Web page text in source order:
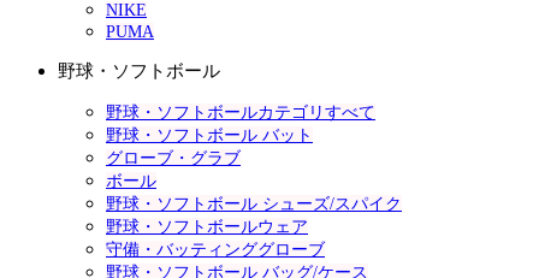
NIKE
PUMA
野球・ソフトボール
野球・ソフトボールカテゴリすべて
野球・ソフトボール バット
グローブ・グラブ
ボール
野球・ソフトボール シューズ/スパイク
野球・ソフトボールウェア
守備・バッティンググローブ
野球・ソフトボール バッグ/ケース